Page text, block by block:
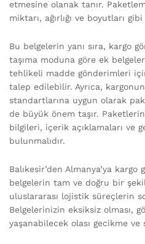
etmesine olanak tanır.
miktarı, ağırlığı ve boyutları
Bu belgelerin yanı sıra, kargo
taşıma moduna göre ek
tehlikeli madde gönderimleri
talep edilebilir. Ayrıca, kargonun
standartlarına uygun olarak
de büyük önem taşır.
bilgileri, içerik açıklamaları ve
bulunmalıdır.
Balıkesir’den Almanya’ya
belgelerin tam ve doğru bir
uluslararası lojistik süreçlerin
Belgelerinizin eksiksiz olması,
yaşanabilecek olası gecikme ve